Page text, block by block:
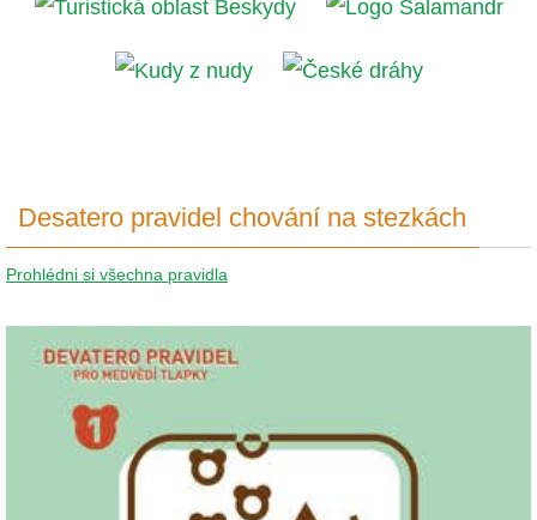
Desatero pravidel chování na stezkách
Prohlédni si všechna pravidla